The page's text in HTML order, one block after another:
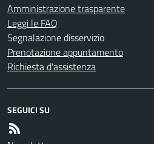
Amministrazione trasparente
Leggi le FAQ
Segnalazione disservizio
Prenotazione appuntamento
Richiesta d'assistenza
SEGUICI SU